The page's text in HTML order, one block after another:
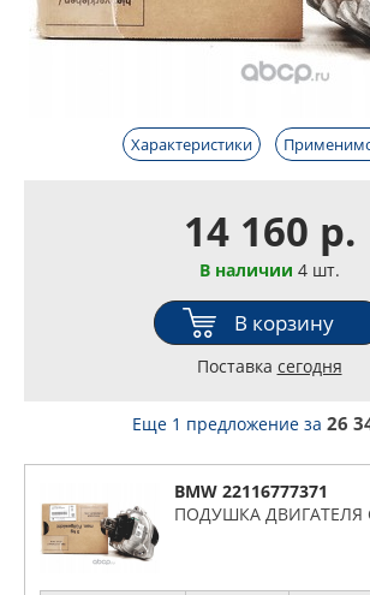
Характеристики
14 160 р.
В наличии 4 шт.
В корзину
Поставка сегодня
Еще 1 предложение за 26
BMW 22116777371
ПОДУШКА ДВИГАТЕЛЯ